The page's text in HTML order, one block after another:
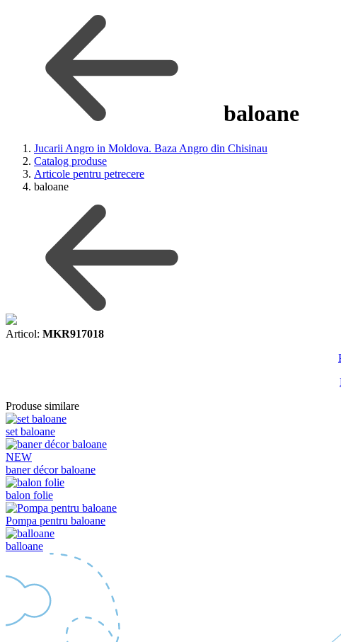
baloane
Jucarii Angro in Moldova. Baza Angro din Chisinau
Catalog produse
Articole pentru petrecere
baloane
Articol: MKR917018
Produse similare
set baloane
NEW
baner décor baloane
balon folie
Pompa pentru baloane
balloane